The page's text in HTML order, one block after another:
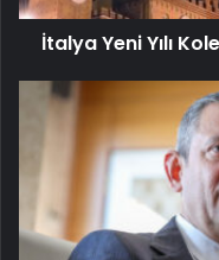
İtalya Yeni Yılı